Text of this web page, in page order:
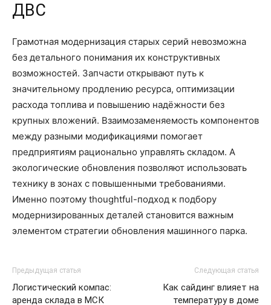
ДВС
Грамотная модернизация старых серий невозможна
без детального понимания их конструктивных
возможностей. Запчасти открывают путь к
значительному продлению ресурса, оптимизации
расхода топлива и повышению надёжности без
крупных вложений. Взаимозаменяемость компонентов
между разными модификациями помогает
предприятиям рационально управлять складом. А
экологические обновления позволяют использовать
технику в зонах с повышенными требованиями.
Именно поэтому thoughtful-подход к подбору
модернизированных деталей становится важным
элементом стратегии обновления машинного парка.
Предыдущая статья
Логистический компас:
аренда склада в МСК
Следующая статья
Как сайдинг влияет на
температуру в доме